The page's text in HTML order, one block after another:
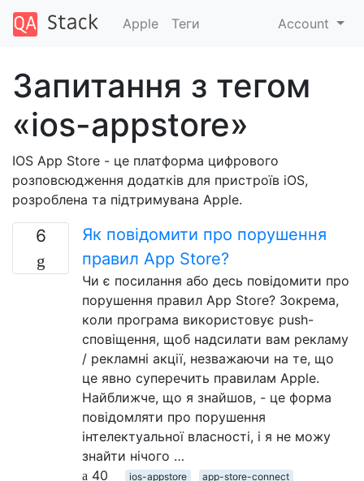
Apple Теги Account
Запитання з тегом
«ios-appstore»
IOS App Store - це платформа цифрового
розповсюдження додатків для пристроїв iOS,
розроблена та підтримувана Apple.
6
Як повідомити про порушення
правил App Store?
Чи є посилання або десь повідомити про
порушення правил App Store? Зокрема,
коли програма використовує push-
сповіщення, щоб надсилати вам рекламу
/ рекламні акції, незважаючи на те, що
це явно суперечить правилам Apple.
Найближче, що я знайшов, - це форма
повідомляти про порушення
інтелектуальної власності, і я не можу
знайти нічого …
40
ios-appstore app-store-connect